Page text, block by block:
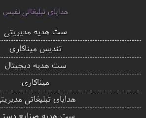
هدایای تبلیغاتی نفیس
ست هدیه مدیریتی
تندیس میناکاری
ست هدیه دیجیتال
میناکاری
هدایای تبلیغاتی
ست هدیه صنایع